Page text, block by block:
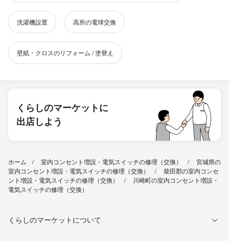
洗濯機設置 高所の電球交換
壁紙・クロスのリフォーム / 塗替え
くらしのマーケットに
出店しよう
ホーム 室内コンセント増設・電気スイッチの修理（交換）
宮城県の
室内コンセント増設・電気スイッチの修理（交換）
柴田郡の室内コンセ
ント増設・電気スイッチの修理（交換）
川崎町の室内コンセント増設・
電気スイッチの修理（交換）
くらしのマーケットについて